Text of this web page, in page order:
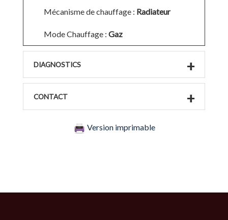
Mécanisme de chauffage : Radiateur
Mode Chauffage : Gaz
DIAGNOSTICS
CONTACT
Version imprimable